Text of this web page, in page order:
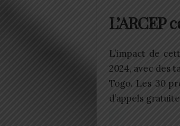
L’ARCEP
L’impact de
2024, avec des
Togo. Les 30
d’appels